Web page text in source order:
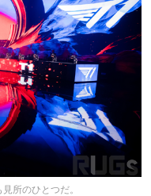
所のひとつだ。